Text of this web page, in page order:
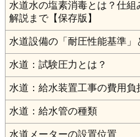
水道水の塩素消毒とは？仕
解説まで【保存版】
水道設備の「耐圧性能基準」
水道：試験圧力とは？
水道：給水装置工事の費用負
水道：給水管の種類
水道メーターの設置位置